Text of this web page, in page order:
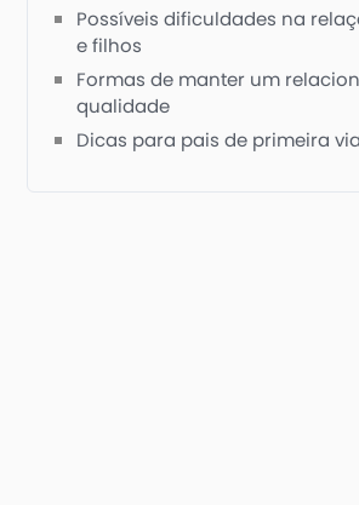
Possíveis dificuldades na
e filhos
Formas de manter um
qualidade
Dicas para pais de primeira